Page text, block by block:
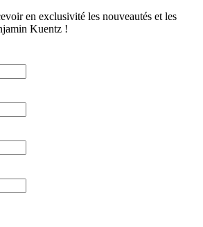
en exclusivité les nouveautés et les
Kuentz !